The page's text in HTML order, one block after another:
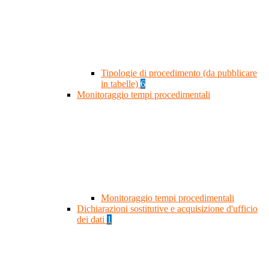
Tipologie di procedimento (da pubblicare
in tabelle) 6
Monitoraggio tempi procedimentali
Monitoraggio tempi procedimentali
Dichiarazioni sostitutive e acquisizione d'ufficio
dei dati 1